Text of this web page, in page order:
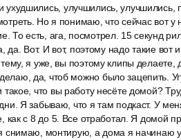
ухудшились, улучшились, улучшились,
Но я понимаю, что сейчас вот
То есть, ага, посмотрел. 15 секунд
да. Вот. И вот, поэтому надо такие
тему, я уже, вы поэтому клипы
да, чтоб можно было зацепить.
такое, что вы работу несёте домой?
Я забываю, что я там подкаст. У
как с 8 до 5. Все отработал. Я домой
снимаю, монтирую, а дома я начинаю